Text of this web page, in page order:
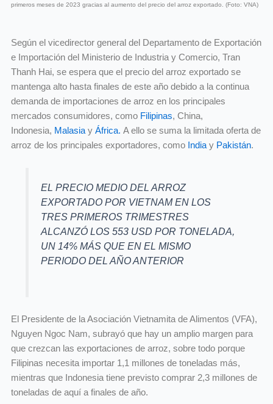
primeros meses de 2023 gracias al aumento del precio del arroz exportado. (Foto: VNA)
Según el vicedirector general del Departamento de Exportación
e Importación del Ministerio de Industria y Comercio, Tran
Thanh Hai, se espera que el precio del arroz exportado se
mantenga alto hasta finales de este año debido a la continua
demanda de importaciones de arroz en los principales
mercados consumidores, como Filipinas, China,
Indonesia, Malasiay África. A ello se suma la limitada oferta de
arroz de los principales exportadores, como Indiay Pakistán.
EL PRECIO MEDIO DEL ARROZ
EXPORTADO POR VIETNAM EN LOS
TRES PRIMEROS TRIMESTRES
ALCANZÓ LOS 553 USD POR TONELADA,
UN 14% MÁS QUE EN EL MISMO
PERIODO DEL AÑO ANTERIOR
El Presidente de la Asociación Vietnamita de Alimentos (VFA),
Nguyen Ngoc Nam, subrayó que hay un amplio margen para
que crezcan las exportaciones de arroz, sobre todo porque
Filipinas necesita importar 1,1 millones de toneladas más,
mientras que Indonesia tiene previsto comprar 2,3 millones de
toneladas de aquí a finales de año.